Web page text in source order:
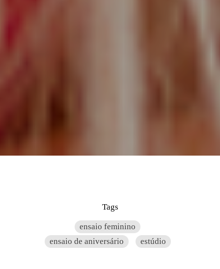
Tags
ensaio feminino
ensaio de aniversário
estúdio